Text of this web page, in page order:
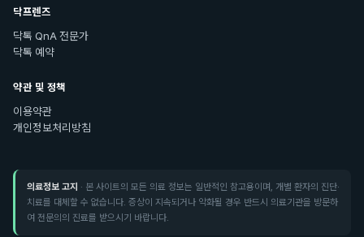
닥프렌즈
닥톡 QnA 전문가
닥톡 예약
약관 및 정책
이용약관
개인정보처리방침
의료정보 고지 · 본 사이트의 모든 의료 정보는 일반적인 참고용이며, 개별 환자의 진단·
치료를 대체할 수 없습니다. 증상이 지속되거나 악화될 경우 반드시 의료기관을 방문하
여 전문의의 진료를 받으시기 바랍니다.